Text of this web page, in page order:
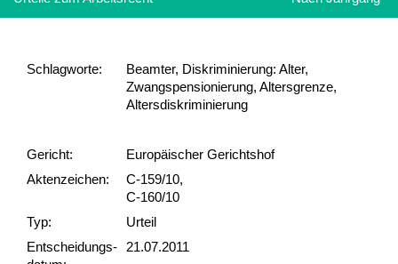
Schlag­worte:
Beamter, Diskriminierung: Alter,
Zwangspensionierung, Altersgrenze,
Altersdiskriminierung
Gericht:
Europäischer Gerichtshof
Akten­zeichen:
C-159/10,
C-160/10
Typ:
Urteil
Ent­scheid­ungs­
21.07.2011